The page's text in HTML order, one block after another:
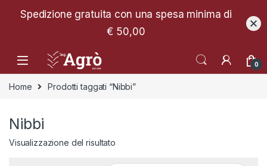
0
Home Prodotti taggati “Nibbi”
Nibbi
Visualizzazione del risultato
Spedizione gratuita con una spesa minima di
€ 50,00